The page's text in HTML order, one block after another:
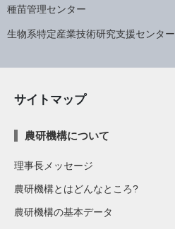
種苗管理センター
生物系特定産業技術研究支援センター
サイトマップ
農研機構について
理事長メッセージ
農研機構とはどんなところ?
農研機構の基本データ